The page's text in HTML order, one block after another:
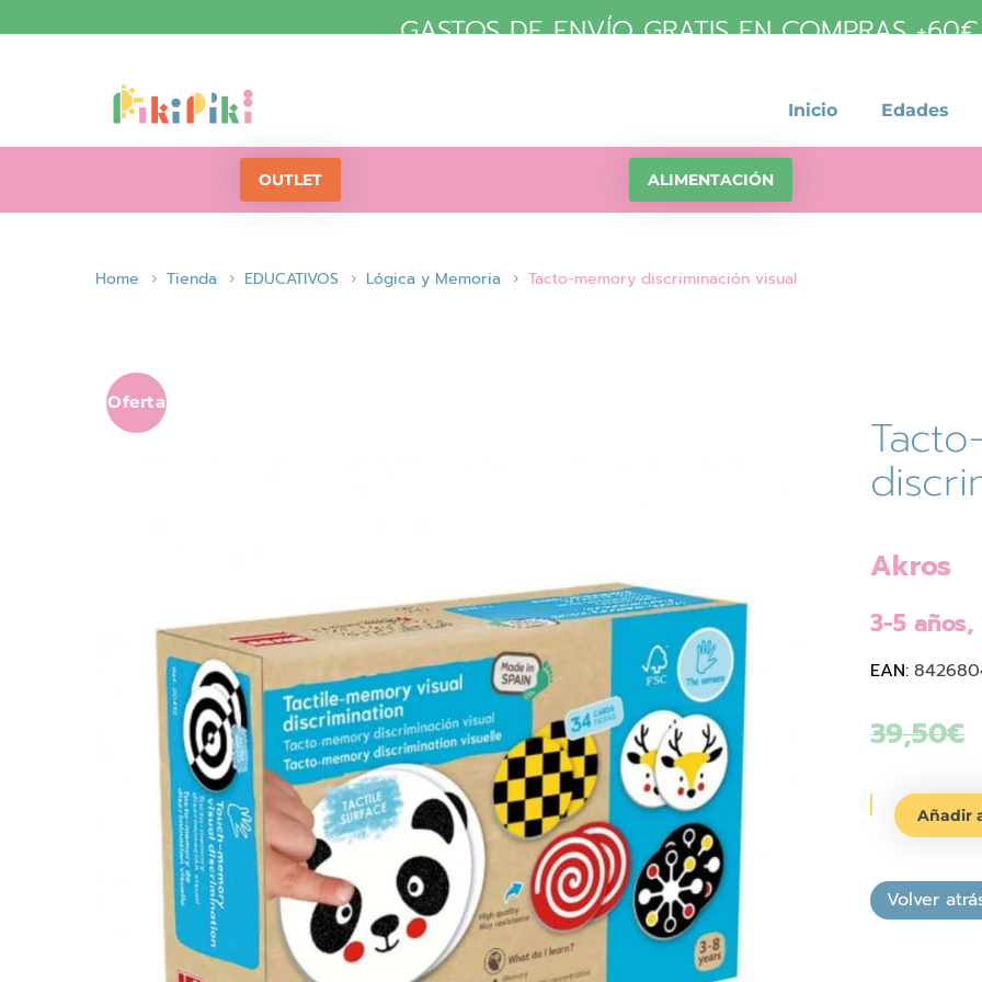
GASTOS DE ENVÍO GRATIS EN COMPRAS
Inicio Edades
OUTLET ALIMENTACIÓN
Home Tienda EDUCATIVOS Lógica y Memoria Tacto-memory discriminación visual
Oferta
Akros
3-5
EAN:
39,50€
Tacto-
memory
visual
cantidad
Añadir